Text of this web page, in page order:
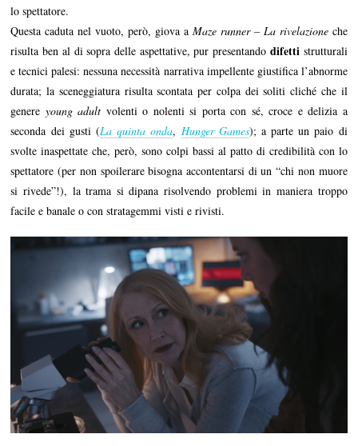
lo spettatore.
Questa caduta nel vuoto, però, giova a Maze runner – La rivelazioneche
risulta ben al di sopra delle aspettative, pur presentando difetti strutturali
e tecnici palesi: nessuna necessità narrativa impellente giustifica l’abnorme
durata; la sceneggiatura risulta scontata per colpa dei soliti cliché che il
genere young adult volenti o nolenti si porta con sé, croce e delizia a
seconda dei gusti (La quinta onda, Hunger Games); a parte un paio di
svolte inaspettate che, però, sono colpi bassi al patto di credibilità con lo
spettatore (per non spoilerare bisogna accontentarsi di un “chi non muore
si rivede”!), la trama si dipana risolvendo problemi in maniera troppo
facile e banale o con stratagemmi visti e rivisti.